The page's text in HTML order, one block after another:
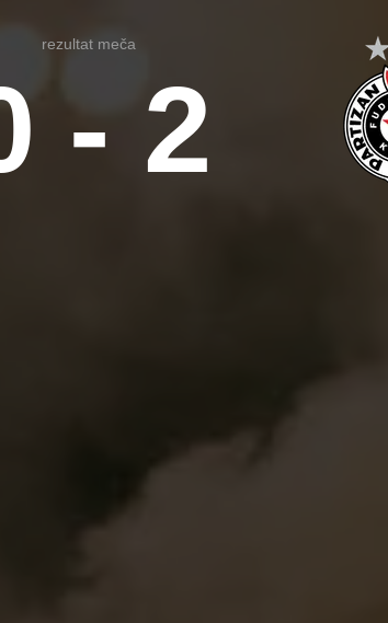
rezultat meča
- 2